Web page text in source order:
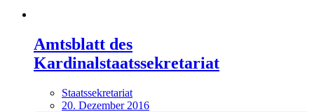
Amtsblatt des
Kardinalstaatssekretariat
Staatssekretariat
20. Dezember 2016